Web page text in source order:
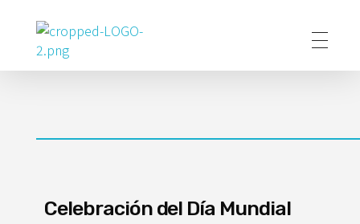
Poder Agropecuario
Celebración del Día Mundial